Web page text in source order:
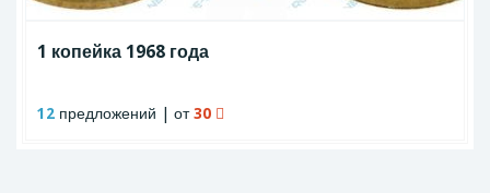
1 копейка 1968 года
12 предложений | от30